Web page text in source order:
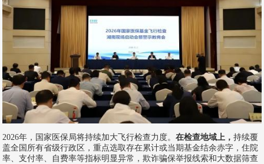
2026年，国家医保局将持续加大飞行检查力度。在检查地域上，持续覆
盖全国所有省级行政区，重点选取存在累计或当期基金结余赤字，住院
率、支付率、自费率等指标明显异常，欺诈骗保举报线索和大数据筛查